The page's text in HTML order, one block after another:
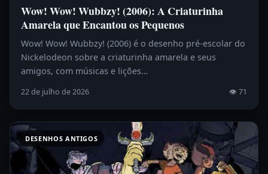
Wow! Wow! Wubbzy! (2006): A Criaturinha
Amarela que Encantou os Pequenos
Wow! Wow! Wubbzy! (2006) é o desenho pré-escolar do
Nickelodeon sobre a criaturinha amarela e seus
amigos, com músicas e lições…
22 de julho de 2026 👁 71
DESENHOS ANTIGOS